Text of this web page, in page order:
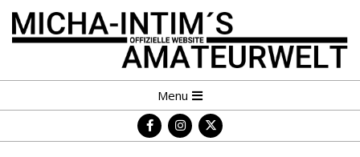
Skip
MICHA-
INTIM
´S
Navigation
Menu